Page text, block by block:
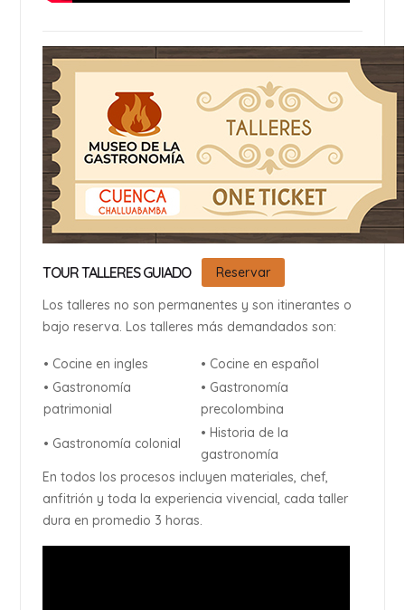
TOUR TALLERES GUIADO
Reservar
Los talleres no son permanentes y son itinerantes o
bajo reserva. Los talleres más demandados son:
• Cocine en ingles
• Cocine en español
• Gastronomía
patrimonial
• Gastronomía
precolombina
• Gastronomía colonial
• Historia de la
gastronomía
En todos los procesos incluyen materiales, chef,
anfitrión y toda la experiencia vivencial, cada taller
dura en promedio 3 horas.